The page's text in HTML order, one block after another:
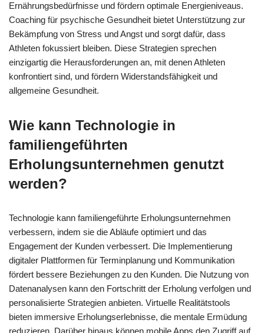
Ernährungsbedürfnisse und fördern optimale Energieniveaus.
Coaching für psychische Gesundheit bietet Unterstützung zur
Bekämpfung von Stress und Angst und sorgt dafür, dass
Athleten fokussiert bleiben. Diese Strategien sprechen
einzigartig die Herausforderungen an, mit denen Athleten
konfrontiert sind, und fördern Widerstandsfähigkeit und
allgemeine Gesundheit.
Wie kann Technologie in
familiengeführten
Erholungsunternehmen genutzt
werden?
Technologie kann familiengeführte Erholungsunternehmen
verbessern, indem sie die Abläufe optimiert und das
Engagement der Kunden verbessert. Die Implementierung
digitaler Plattformen für Terminplanung und Kommunikation
fördert bessere Beziehungen zu den Kunden. Die Nutzung von
Datenanalysen kann den Fortschritt der Erholung verfolgen und
personalisierte Strategien anbieten. Virtuelle Realitätstools
bieten immersive Erholungserlebnisse, die mentale Ermüdung